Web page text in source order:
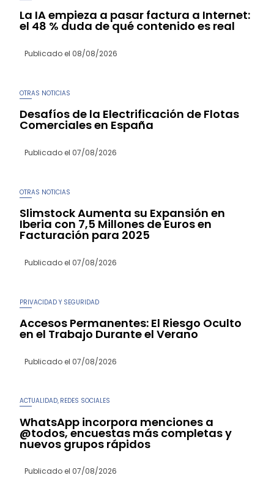
La IA empieza a pasar factura a Internet:
el 48 % duda de qué contenido es real
Publicado el 08/08/2026
OTRAS NOTICIAS
Desafíos de la Electrificación de Flotas
Comerciales en España
Publicado el 07/08/2026
OTRAS NOTICIAS
Slimstock Aumenta su Expansión en
Iberia con 7,5 Millones de Euros en
Facturación para 2025
Publicado el 07/08/2026
PRIVACIDAD Y SEGURIDAD
Accesos Permanentes: El Riesgo Oculto
en el Trabajo Durante el Verano
Publicado el 07/08/2026
ACTUALIDAD, REDES SOCIALES
WhatsApp incorpora menciones a
@todos, encuestas más completas y
nuevos grupos rápidos
Publicado el 07/08/2026